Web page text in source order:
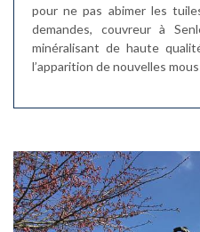
pour ne pas abimer les
demandes, couvreur à
minéralisant de haute
l’apparition de nouvelles